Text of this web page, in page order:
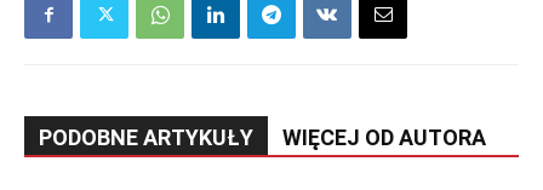
PODOBNE ARTYKUŁY WIĘCEJ OD AUTORA